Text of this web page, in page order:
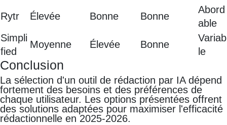
Rytr
Élevée Bonne Bonne
Abord
able
Simpli
fied
Moyenne Élevée Bonne
Variab
le
Conclusion
La sélection d'un outil de rédaction par IA dépend
fortement des besoins et des préférences de
chaque utilisateur. Les options présentées offrent
des solutions adaptées pour maximiser l'efficacité
rédactionnelle en 2025-2026.